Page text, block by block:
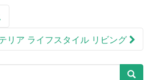
リア ライフスタイル リビング